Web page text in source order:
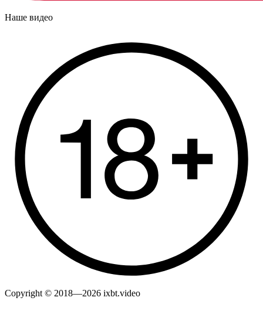
Наше видео
Copyright © 2018—2026 ixbt.video